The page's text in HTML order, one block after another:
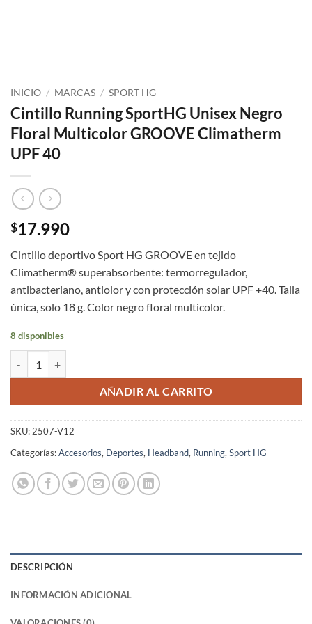
INICIO / MARCAS / SPORT HG
Cintillo Running SportHG Unisex Negro
Floral Multicolor GROOVE Climatherm
UPF 40
$17.990
Cintillo deportivo Sport HG GROOVE en tejido
Climatherm® superabsorbente: termorregulador,
antibacteriano, antiolor y con protección solar UPF +40. Talla
única, solo 18 g. Color negro floral multicolor.
8 disponibles
AÑADIR AL CARRITO
SKU: 2507-V12
Categorías:Accesorios, Deportes, Headband, Running, Sport HG
DESCRIPCIÓN
INFORMACIÓN ADICIONAL